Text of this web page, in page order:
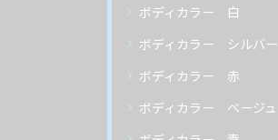
ボディカラー 白
ボディカラー シルバー
ボディカラー 赤
ボディカラー ベージュ